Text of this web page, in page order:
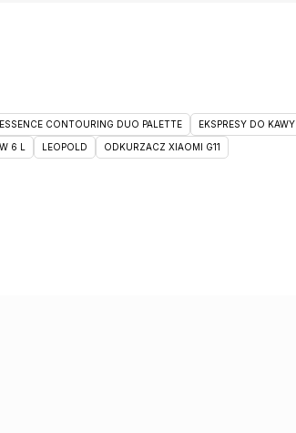
ESSENCE CONTOURING DUO PALETTE EKSPRESY DO KAWY
6 L LEOPOLD ODKURZACZ XIAOMI G11